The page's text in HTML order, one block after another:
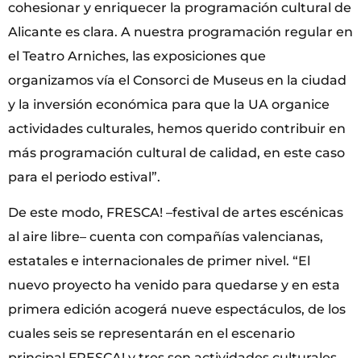
cohesionar y enriquecer la programación cultural de
Alicante es clara. A nuestra programación regular en
el Teatro Arniches, las exposiciones que
organizamos vía el Consorci de Museus en la ciudad
y la inversión económica para que la UA organice
actividades culturales, hemos querido contribuir en
más programación cultural de calidad, en este caso
para el periodo estival”.
De este modo, FRESCA! –festival de artes escénicas
al aire libre– cuenta con compañías valencianas,
estatales e internacionales de primer nivel. “El
nuevo proyecto ha venido para quedarse y en esta
primera edición acogerá nueve espectáculos, de los
cuales seis se representarán en el escenario